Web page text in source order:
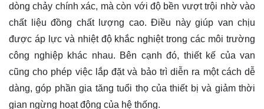
dòng chảy chính xác, mà còn với độ bền vượt trội nhờ vào
chất liệu đồng chất lượng cao. Điều này giúp van chịu
được áp lực và nhiệt độ khắc nghiệt trong các môi trường
công nghiệp khác nhau. Bên cạnh đó, thiết kế của van
cũng cho phép việc lắp đặt và bảo trì diễn ra một cách dễ
dàng, góp phần gia tăng tuổi thọ của thiết bị và giảm thời
gian ngừng hoạt động của hệ thống.